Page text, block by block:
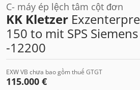
C- máy ép lệch tâm cột đơn
KK Kletzer
150 to mit SPS Siemens
-12200
EXW VB chưa bao gồm thuế GTGT
115.000 €